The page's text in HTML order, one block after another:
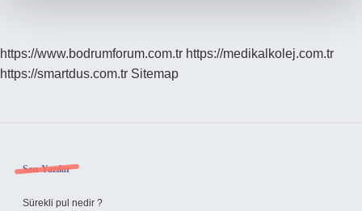
https://www.bodrumforum.com.tr https://medikalkolej.com.tr
https://smartdus.com.tr Sitemap
Sidebar
Son Yazılar
Sürekli pul nedir ?